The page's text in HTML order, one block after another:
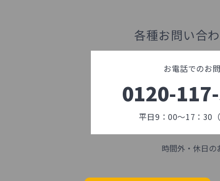
各種お問い合
お電話でのお
0120-
平日9：00～17：30
時間外・休日